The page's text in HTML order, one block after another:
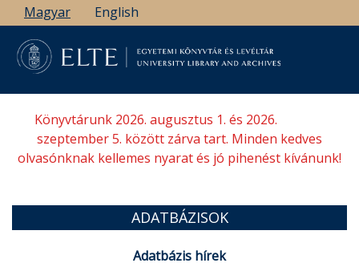
Ugrás
a
tartalomra
Magyar English
Könyvtárunk 2026. augusztus 1. és 2026.
szeptember 5. között zárva tart. Minden kedves
olvasónknak kellemes nyarat és jó pihenést kívánunk!
ADATBÁZISOK
Adatbázis hírek